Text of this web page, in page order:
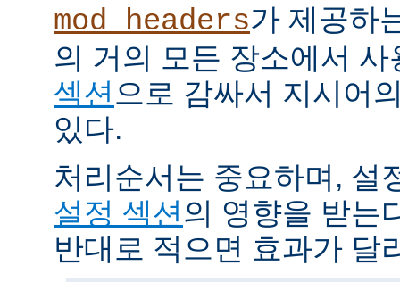
mod_headers가 제공하
의 거의 모든 장소에서
섹션으로 감싸서 지시어
있다.
처리순서는 중요하며, 설
설정 섹션의 영향을 받는
반대로 적으면 효과가 달